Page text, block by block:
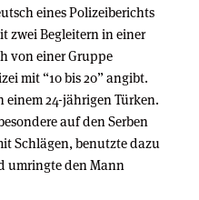
eines Polizeiberichts
zwei Begleitern in einer
von einer Gruppe
mit “10 bis 20” angibt.
24-jährigen Türken.
auf den Serben
Schlägen, benutzte dazu
umringte den Mann